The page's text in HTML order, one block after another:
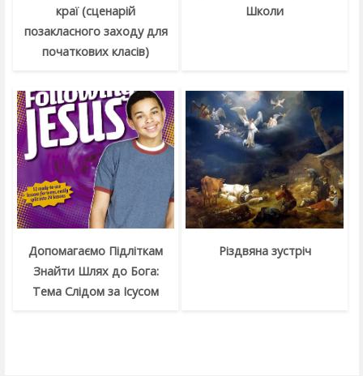
краї (сценарій
позакласного заходу для
початкових класів)
Школи
Допомагаємо Підліткам
Знайти Шлях до Бога:
Тема Слідом за Ісусом
Різдвяна зустріч